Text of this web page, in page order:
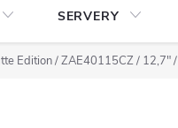
SERVERY
Edition / ZAE40115CZ /